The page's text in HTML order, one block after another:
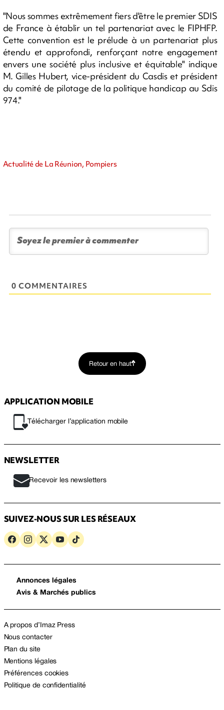
"Nous sommes extrêmement fiers d'être le premier SDIS
de France à établir un tel partenariat avec le FIPHFP.
Cette convention est le prélude à un partenariat plus
étendu et approfondi, renforçant notre engagement
envers une société plus inclusive et équitable" indique
M. Gilles Hubert, vice-président du Casdis et président
du comité de pilotage de la politique handicap au Sdis
974."
Actualité de La Réunion, Pompiers
0 COMMENTAIRES
Retour en haut
APPLICATION MOBILE
Télécharger l’application mobile
NEWSLETTER
Recevoir les newsletters
SUIVEZ-NOUS SUR LES RÉSEAUX
Annonces légales
Avis & Marchés publics
A propos d’Imaz Press
Nous contacter
Plan du site
Mentions légales
Préférences cookies
Politique de confidentialité